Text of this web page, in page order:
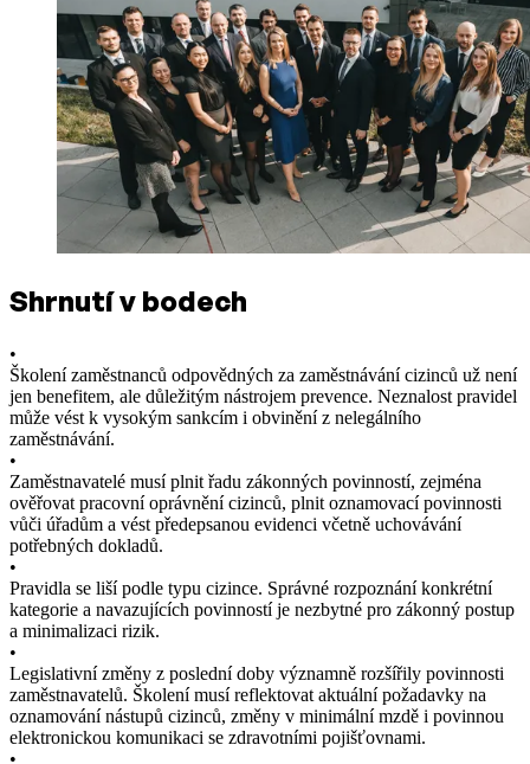
Shrnutí v bodech
•
Školení zaměstnanců odpovědných za zaměstnávání cizinců už není
jen benefitem, ale důležitým nástrojem prevence. Neznalost pravidel
může vést k vysokým sankcím i obvinění z nelegálního
zaměstnávání.
•
Zaměstnavatelé musí plnit řadu zákonných povinností, zejména
ověřovat pracovní oprávnění cizinců, plnit oznamovací povinnosti
vůči úřadům a vést předepsanou evidenci včetně uchovávání
potřebných dokladů.
•
Pravidla se liší podle typu cizince. Správné rozpoznání konkrétní
kategorie a navazujících povinností je nezbytné pro zákonný postup
a minimalizaci rizik.
•
Legislativní změny z poslední doby významně rozšířily povinnosti
zaměstnavatelů. Školení musí reflektovat aktuální požadavky na
oznamování nástupů cizinců, změny v minimální mzdě i povinnou
elektronickou komunikaci se zdravotními pojišťovnami.
•